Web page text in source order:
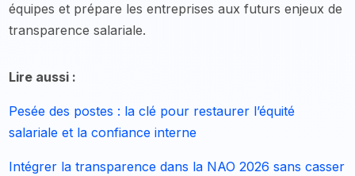
équipes et prépare les entreprises aux futurs enjeux de
transparence salariale.
Lire aussi :
Pesée des postes : la clé pour restaurer l’équité
salariale et la confiance interne
Intégrer la transparence dans la NAO 2026 sans casser